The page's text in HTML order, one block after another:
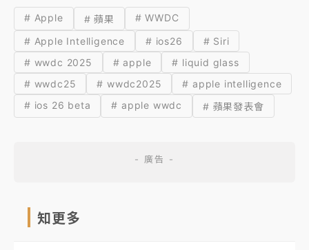
# Apple # 蘋果
# WWDC
# Apple Intelligence
# ios26
# Siri
# wwdc 2025
# apple
# liquid glass
# wwdc25
# wwdc2025
# apple intelligence
# ios 26 beta
# apple wwdc # 蘋果發表會
知更多